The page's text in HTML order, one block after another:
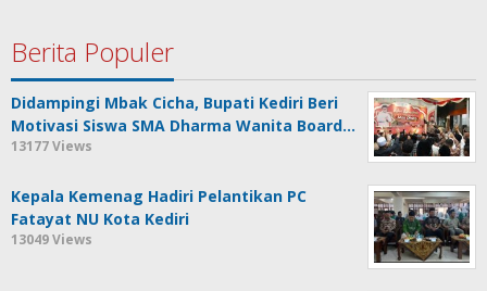
Berita Populer
Didampingi Mbak Cicha, Bupati Kediri Beri
Motivasi Siswa SMA Dharma Wanita Board…
13177 Views
Kepala Kemenag Hadiri Pelantikan PC
Fatayat NU Kota Kediri
13049 Views